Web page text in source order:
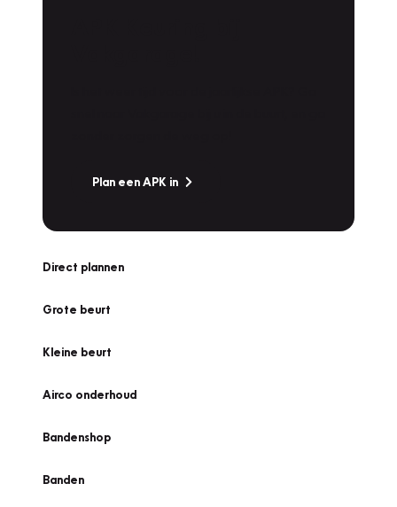
Plan een APK in
Direct plannen
Grote beurt
Kleine beurt
Airco onderhoud
Bandenshop
Banden